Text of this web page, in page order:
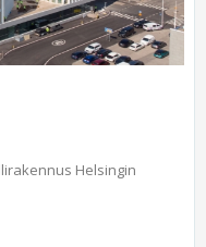
Helsingin